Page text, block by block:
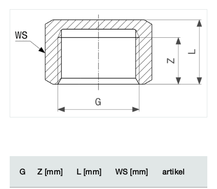
G Z [mm] L [mm] WS [mm] artikel
G Z [mm] L [mm] WS [mm] artikel